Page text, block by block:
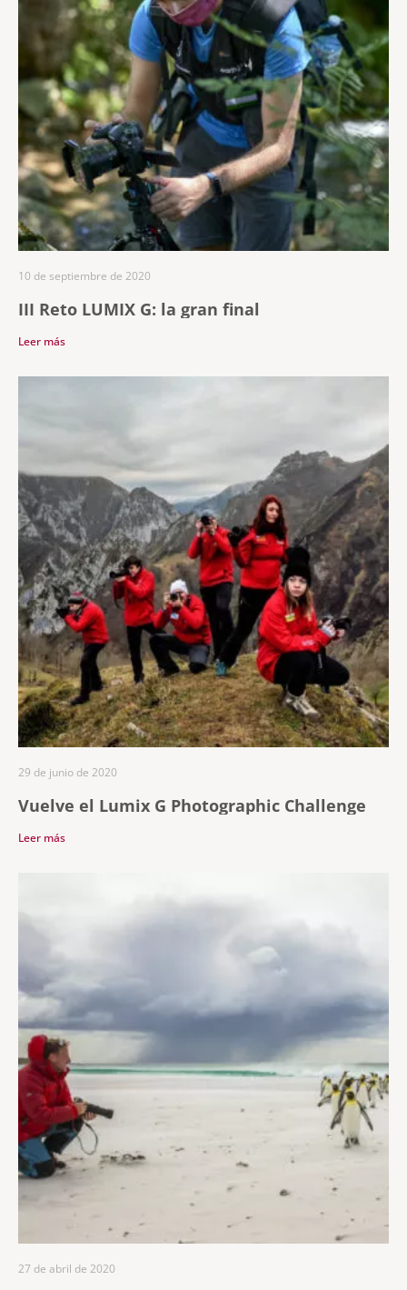
III Reto LUMIX G: la gran final
10 de septiembre de 2020
Leer más
Vuelve el Lumix G Photographic Challenge
29 de junio de 2020
Leer más
27 de abril de 2020